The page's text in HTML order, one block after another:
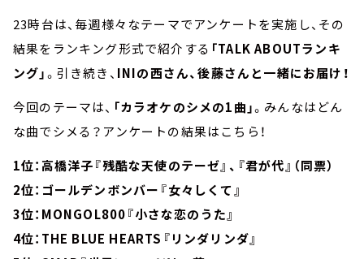
23時台は、毎週様々なテーマでアンケートを実施し、その
結果をランキング形式で紹介する 「TALK ABOUTランキ
ング」。引き続き、 INIの西さん、後藤さんと一緒にお届け！
今回のテーマは、 「カラオケのシメの1曲」。みんなはどん
な曲でシメる？アンケートの結果はこちら！
1位：高橋洋子『残酷な天使のテーゼ』、『君が代』（同票）
2位：ゴールデンボンバー『女々しくて』
3位：MONGOL800『小さな恋のうた』
4位：THE BLUE HEARTS『リンダリンダ』